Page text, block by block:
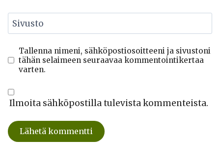
Sivusto
Tallenna nimeni, sähköpostiosoitteeni ja sivustoni
tähän selaimeen seuraavaa kommentointikertaa
varten.
Ilmoita sähköpostilla tulevista kommenteista.